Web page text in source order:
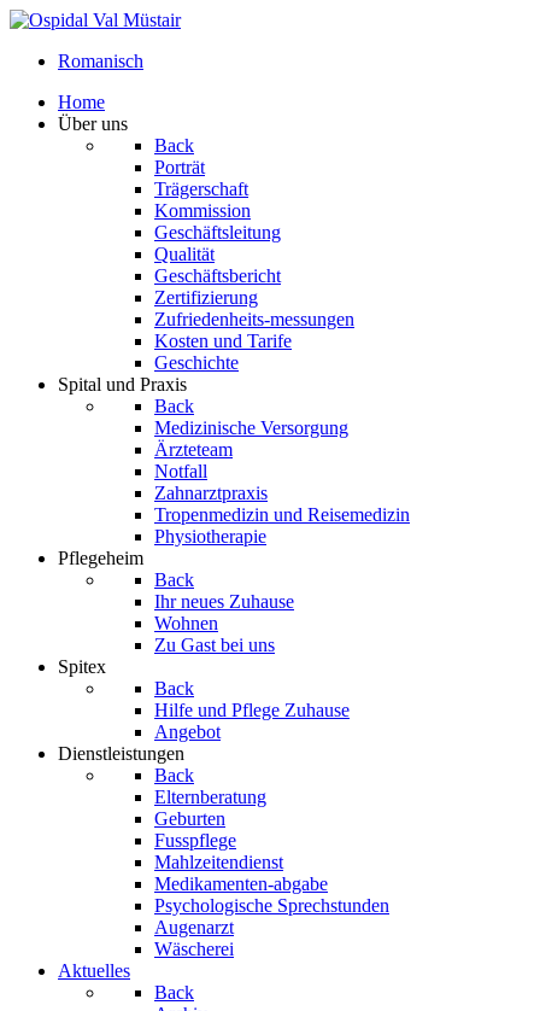
Romanisch
Home
Über uns
Back
Porträt
Trägerschaft
Kommission
Geschäftsleitung
Qualität
Geschäftsbericht
Zertifizierung
Zufriedenheits-messungen
Kosten und Tarife
Geschichte
Spital und Praxis
Back
Medizinische Versorgung
Ärzteteam
Notfall
Zahnarztpraxis
Tropenmedizin und Reisemedizin
Physiotherapie
Pflegeheim
Back
Ihr neues Zuhause
Wohnen
Zu Gast bei uns
Spitex
Back
Hilfe und Pflege Zuhause
Angebot
Dienstleistungen
Back
Elternberatung
Geburten
Fusspflege
Mahlzeitendienst
Medikamenten-abgabe
Psychologische Sprechstunden
Augenarzt
Wäscherei
Aktuelles
Back